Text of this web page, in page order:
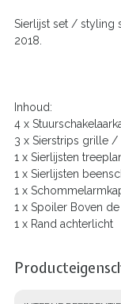
Sierlijst set / styling
2018.
Inhoud:
4 x
3 x Sierstrips grille
1 x Sierlijsten
1 x Sierlijsten
1 x
1 x Spoiler Boven
1 x Rand achterlicht